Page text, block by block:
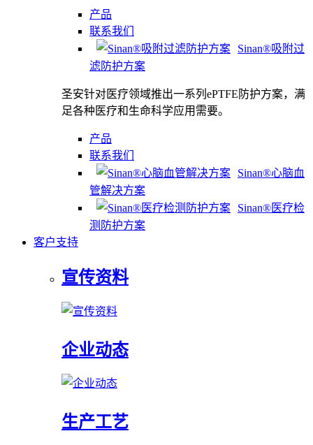
产品
联系我们
Sinan®吸附过
滤防护方案
圣安针对医疗领域推出一系列ePTFE防护方案，满
足各种医疗和生命科学应用需要。
产品
联系我们
Sinan®心脑血
管解决方案
Sinan®医疗检
测防护方案
客户支持
宣传资料
企业动态
生产工艺